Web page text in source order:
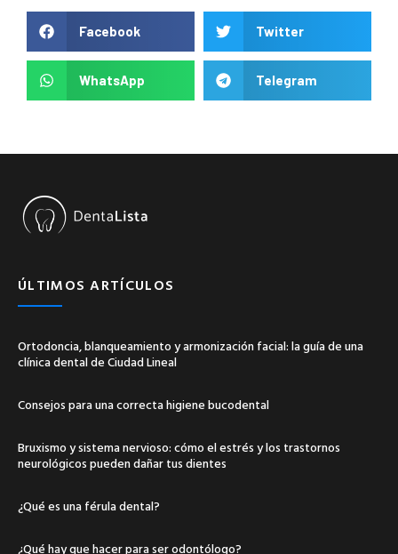
Facebook Twitter
WhatsApp Telegram
ÚLTIMOS ARTÍCULOS
Ortodoncia, blanqueamiento y armonización facial: la guía de una
clínica dental de Ciudad Lineal
Consejos para una correcta higiene bucodental
Bruxismo y sistema nervioso: cómo el estrés y los trastornos
neurológicos pueden dañar tus dientes
¿Qué es una férula dental?
¿Qué hay que hacer para ser odontólogo?